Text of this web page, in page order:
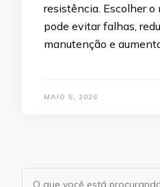
resistência. Escolher o
pode evitar falhas,
manutenção e
MAIO 5, 2026
Procurando